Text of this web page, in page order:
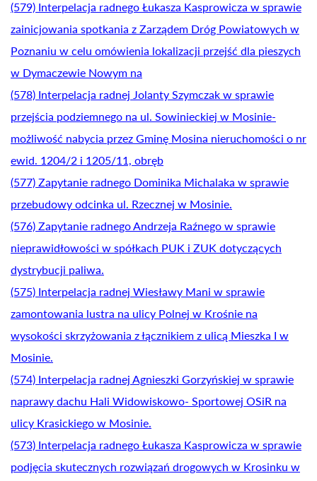
(579) Interpelacja radnego Łukasza Kasprowicza w sprawie
zainicjowania spotkania z Zarządem Dróg Powiatowych w
Poznaniu w celu omówienia lokalizacji przejść dla pieszych
w Dymaczewie Nowym na
(578) Interpelacja radnej Jolanty Szymczak w sprawie
przejścia podziemnego na ul. Sowinieckiej w Mosinie-
możliwość nabycia przez Gminę Mosina nieruchomości o nr
ewid. 1204/2 i 1205/11, obręb
(577) Zapytanie radnego Dominika Michalaka w sprawie
przebudowy odcinka ul. Rzecznej w Mosinie.
(576) Zapytanie radnego Andrzeja Raźnego w sprawie
nieprawidłowości w spółkach PUK i ZUK dotyczących
dystrybucji paliwa.
(575) Interpelacja radnej Wiesławy Mani w sprawie
zamontowania lustra na ulicy Polnej w Krośnie na
wysokości skrzyżowania z łącznikiem z ulicą Mieszka I w
Mosinie.
(574) Interpelacja radnej Agnieszki Gorzyńskiej w sprawie
naprawy dachu Hali Widowiskowo- Sportowej OSiR na
ulicy Krasickiego w Mosinie.
(573) Interpelacja radnego Łukasza Kasprowicza w sprawie
podjęcia skutecznych rozwiązań drogowych w Krosinku w